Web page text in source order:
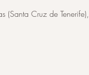
(Santa Cruz de